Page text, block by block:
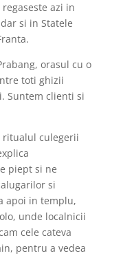
azi in
si in Statele
orasul cu o
toti ghizii
Suntem clienti si
ritualul culegerii
piept si ne
si
apoi in templu,
unde localnicii
cele cateva
pentru a vedea